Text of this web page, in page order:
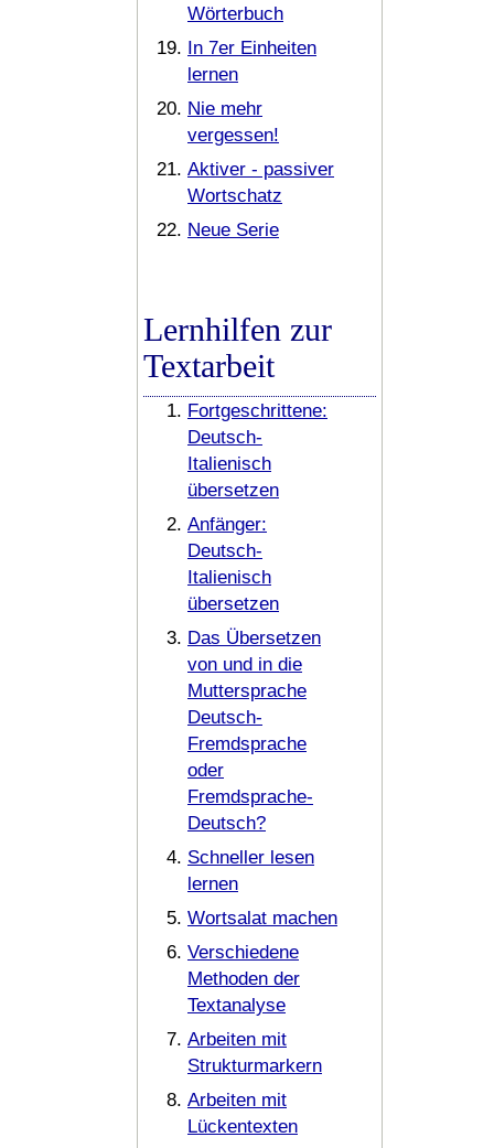
Wörterbuch
In 7er Einheiten
lernen
Nie mehr
vergessen!
Aktiver - passiver
Wortschatz
Neue Serie
Lernhilfen zur
Textarbeit
Fortgeschrittene:
Deutsch-
Italienisch
übersetzen
Anfänger:
Deutsch-
Italienisch
übersetzen
Das Übersetzen
von und in die
Muttersprache
Deutsch-
Fremdsprache
oder
Fremdsprache-
Deutsch?
Schneller lesen
lernen
Wortsalat machen
Verschiedene
Methoden der
Textanalyse
Arbeiten mit
Strukturmarkern
Arbeiten mit
Lückentexten